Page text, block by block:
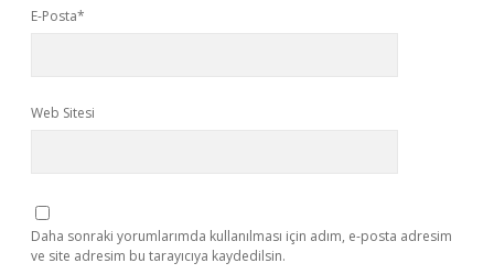
E-Posta*
Web Sitesi
Daha sonraki yorumlarımda kullanılması için adım, e-posta adresim
ve site adresim bu tarayıcıya kaydedilsin.